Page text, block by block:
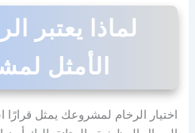
لماذا يعتبر
الأمثل
اختيار الرخام لمشروعك يمثل قرارًا